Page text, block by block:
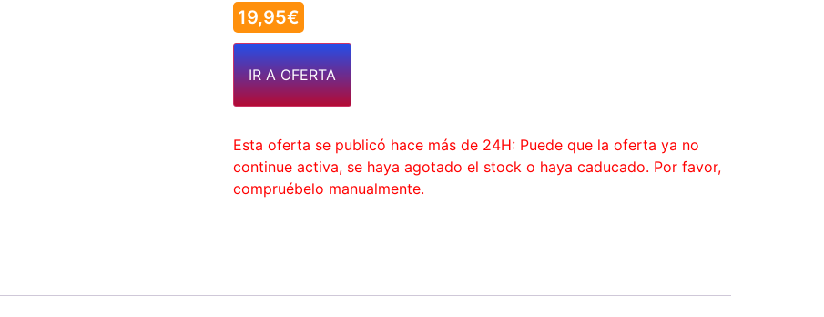
19,95€
IR A OFERTA
Esta oferta se publicó hace más de 24H: Puede que la oferta ya no
continue activa, se haya agotado el stock o haya caducado. Por favor,
compruébelo manualmente.